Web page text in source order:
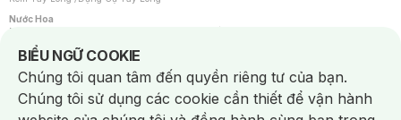
Nước Hoa
Nước Hoa Nữ
Chăm Sóc Cá Nhân
Chống Muỗi /Khẩu Trang /Máy Massage/Mặt Nạ Xông Hơi /Nước Rửa Tay/
Sản Phẩm Chăm Sóc Khác /Bàn Chải Đánh Răng /Bàn Chải Điện/
Hỗ Trợ Trắng Răng/Kem Đánh Răng /Máy Tăm Nước/ Nước Súc Miệng/
Tăm / Chỉ Nha Khoa/ Xịt Thơm Miệng / Dung Dịch Vệ Sinh/Dưỡng Vùng Kín/
BIỂU NGỮ COOKIE
Notice about cookies usage
Chúng tôi quan tâm đến quyền riêng tư của bạn.
Chúng tôi sử dụng các cookie cần thiết để vận hành